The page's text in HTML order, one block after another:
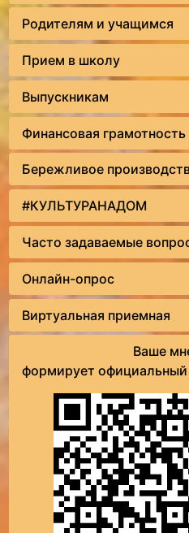
Родителям и учащимся
Прием в школу
Выпускникам
Финансовая грамотность
Бережливое
#КУЛЬТУРАНАДОМ
Часто задаваемые
Онлайн-опрос
Виртуальная приемная
Ваше
формирует официальный